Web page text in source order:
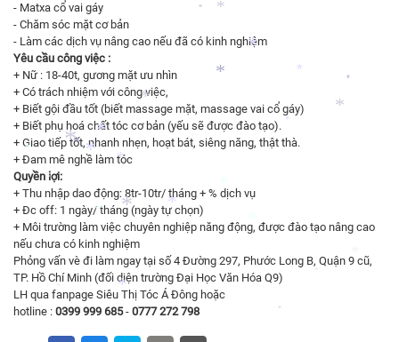
*
*
*
*
*
*
*
*
*
*
*
*
*
*
*
*
*
*
*
*
*
*
- Matxa cổ vai gáy
- Chăm sóc mặt cơ bản
- Làm các dịch vụ nâng cao nếu đã có kinh nghiệm
Yêu cầu công việc :
+ Nữ : 18-40t, gương mặt ưu nhìn
+ Có trách nhiệm với công việc,
+ Biết gội đầu tốt (biết massage mặt, massage vai cổ gáy)
+ Biết phụ hoá chất tóc cơ bản (yếu sẽ được đào tạo).
+ Giao tiếp tốt, nhanh nhẹn, hoạt bát, siêng năng, thật thà.
+ Đam mê nghề làm tóc
Quyền lợi:
+ Thu nhập dao động: 8tr-10tr/ tháng + % dịch vụ
+ Đc off: 1 ngày/ tháng (ngày tự chọn)
+ Môi trường làm việc chuyên nghiệp năng động, được đào tạo nâng cao
nếu chưa có kinh nghiệm
Phỏng vấn vè đi làm ngay tại số 4 Đường 297, Phước Long B, Quận 9 cũ,
TP. Hồ Chí Minh (đối diện trường Đại Học Văn Hóa Q9)
LH qua fanpage Siêu Thị Tóc Á Đông hoặc
hotline : 0399 999 685- 0777 272 798